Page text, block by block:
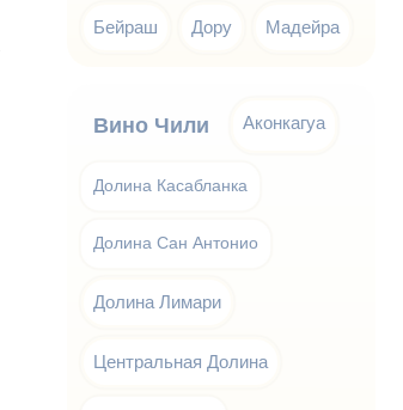
Бейраш Дору Мадейра
Вино Чили Аконкагуа
Долина Касабланка
Долина Сан Антонио
Долина Лимари
Центральная Долина